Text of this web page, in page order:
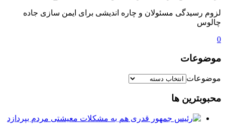
لزوم رسیدگی مسئولان و چاره اندیشی برای ایمن سازی جاده
چالوس
0
موضوعات
موضوعات
محبوبترین ها